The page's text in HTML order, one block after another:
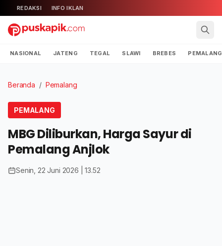
REDAKSI INFO IKLAN
NASIONAL JATENG TEGAL SLAWI BREBES PEMALANG
Beranda / Pemalang
PEMALANG
MBG Diliburkan, Harga Sayur di
Pemalang Anjlok
Senin, 22 Juni 2026 | 13.52